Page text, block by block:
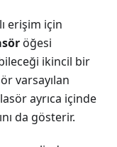
erişim için
öğesi
ikincil bir
varsayılan
ayrıca içinde
da gösterir.